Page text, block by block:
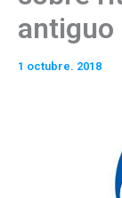
antiguo
1 octubre. 2018